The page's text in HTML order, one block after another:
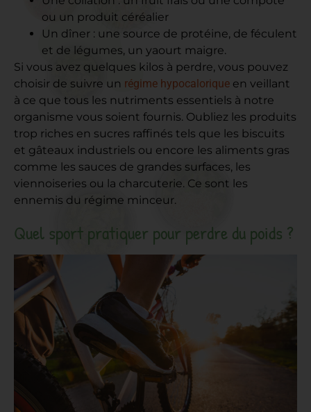
ou un produit céréalier
Un dîner : une source de protéine, de féculent
et de légumes, un yaourt maigre.
Si vous avez quelques kilos à perdre, vous pouvez
choisir de suivre un régime hypocalorique en veillant
à ce que tous les nutriments essentiels à notre
organisme vous soient fournis. Oubliez les produits
trop riches en sucres raffinés tels que les biscuits
et gâteaux industriels ou encore les aliments gras
comme les sauces de grandes surfaces, les
viennoiseries ou la charcuterie. Ce sont les
ennemis du régime minceur.
Quel sport pratiquer pour perdre du poids ?